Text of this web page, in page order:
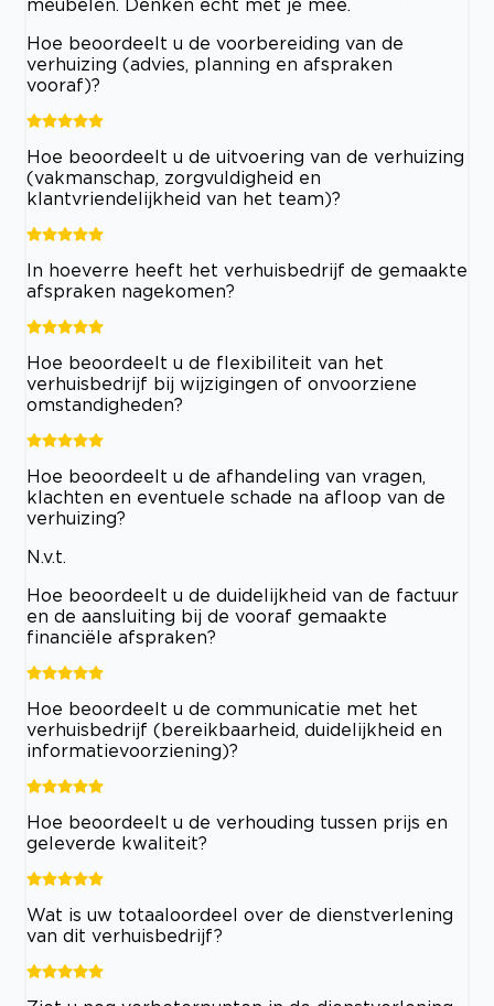
meubelen. Denken echt met je mee.
Hoe beoordeelt u de voorbereiding van de
verhuizing (advies, planning en afspraken
vooraf)?
Hoe beoordeelt u de uitvoering van de verhuizing
(vakmanschap, zorgvuldigheid en
klantvriendelijkheid van het team)?
In hoeverre heeft het verhuisbedrijf de gemaakte
afspraken nagekomen?
Hoe beoordeelt u de flexibiliteit van het
verhuisbedrijf bij wijzigingen of onvoorziene
omstandigheden?
Hoe beoordeelt u de afhandeling van vragen,
klachten en eventuele schade na afloop van de
verhuizing?
N.v.t.
Hoe beoordeelt u de duidelijkheid van de factuur
en de aansluiting bij de vooraf gemaakte
financiële afspraken?
Hoe beoordeelt u de communicatie met het
verhuisbedrijf (bereikbaarheid, duidelijkheid en
informatievoorziening)?
Hoe beoordeelt u de verhouding tussen prijs en
geleverde kwaliteit?
Wat is uw totaaloordeel over de dienstverlening
van dit verhuisbedrijf?